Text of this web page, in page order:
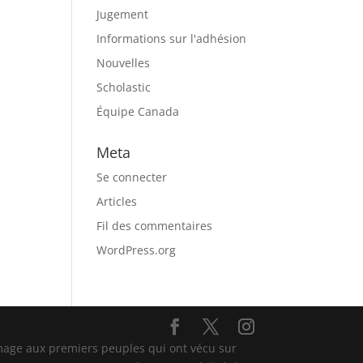
Jugement
Informations sur l'adhésion
Nouvelles
Scholastic
Équipe Canada
Meta
Se connecter
Articles
Fil des commentaires
WordPress.org
aux premiers peuples qui ont vécu sur